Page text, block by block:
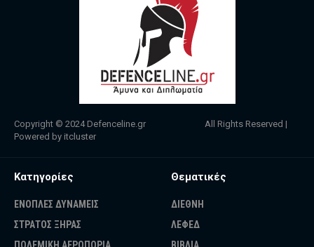
Copyright © 2024 Defenceline.gr All Rights Reserved |
Powered by itcluster
Κατηγορίες
ΕΝΟΠΛΕΣ ΔΥΝΑΜΕΙΣ
ΣΤΡΑΤΟΣ ΞΗΡΑΣ
Θεματικές
ΔΙΕΘΝΗ
ΛΕΦΕΔ